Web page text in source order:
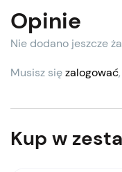
Opinie
Nie dodano jeszcze
Musisz sięzalogować
Kup w